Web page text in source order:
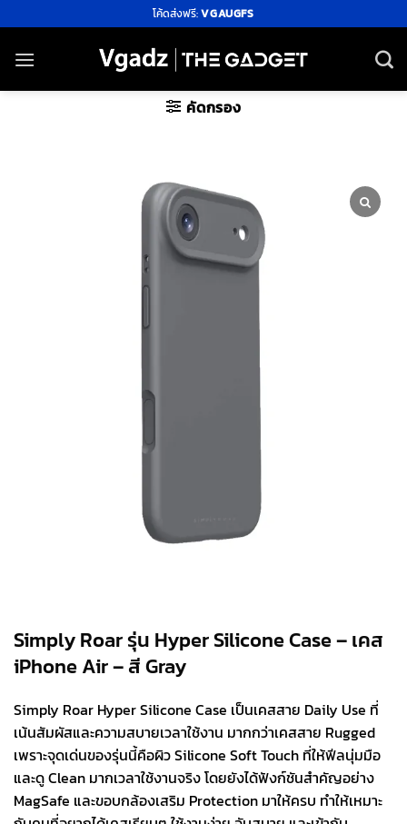
ไป
ยัง
โค้ดส่งฟรี:VGAUGFS
คัดกรอง
Simply Roar รุ่น Hyper Silicone Case – เคส
iPhone Air – สี Gray
Simply Roar Hyper Silicone Case เป็นเคสสาย Daily Use ที่
เน้นสัมผัสและความสบายเวลาใช้งาน มากกว่าเคสสาย Rugged
เพราะจุดเด่นของรุ่นนี้คือผิว Silicone Soft Touch ที่ให้ฟีลนุ่มมือ
และดู Clean มากเวลาใช้งานจริง โดยยังได้ฟังก์ชันสำคัญอย่าง
MagSafe และขอบกล้องเสริม Protection มาให้ครบ ทำให้เหมาะ